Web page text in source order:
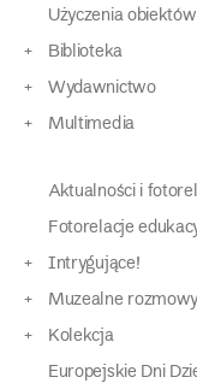
Użyczenia obiektów
Biblioteka
Wydawnictwo
Multimedia
Aktualności i
Fotorelacje
Intrygujące!
Muzealne rozmowy
Kolekcja
Europejskie Dni